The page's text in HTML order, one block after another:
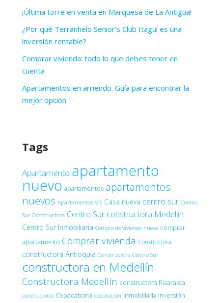
¡Última torre en venta en Marquesa de La Antigua!
¿Por qué Terranhelo Senior’s Club Itagüí es una
inversión rentable?
Comprar vivienda: todo lo que debes tener en
cuenta
Apartamentos en arriendo. Guía para encontrar la
mejor opción
Tags
Apartamento apartamento
nuevo apartamentos apartamentos
nuevos Apartamentos VIS Casa nueva centro sur Centro
Sur Constructora Centro Sur constructora Medellín
Centro Sur Inmobiliaria Compra de vivienda nueva comprar
apartamento Comprar vivienda Constructora
constructora Antioquia Constructora Centro Sur
constructora en Medellín
Constructora Medellín constructora Risaralda
constructoras Copacabana decoración inmobiliaria inversión